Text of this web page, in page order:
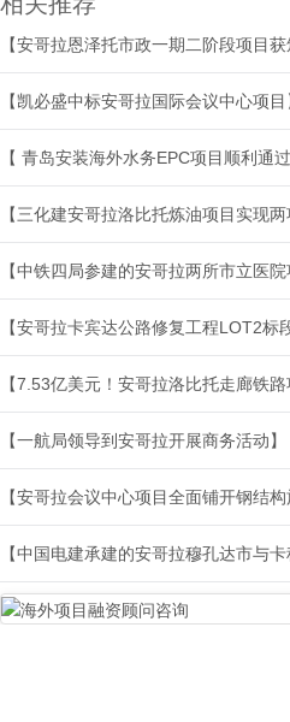
【安哥拉恩泽托市政一期二阶段项目获
【凯必盛中标安哥拉国际会议中心项目
【 青岛安装海外水务EPC项目顺利通过
【三化建安哥拉洛比托炼油项目实现两
【中铁四局参建的安哥拉两所市立医院
【安哥拉卡宾达公路修复工程LOT2标
【一航局领导到安哥拉开展商务活动】
【安哥拉会议中心项目全面铺开钢结构